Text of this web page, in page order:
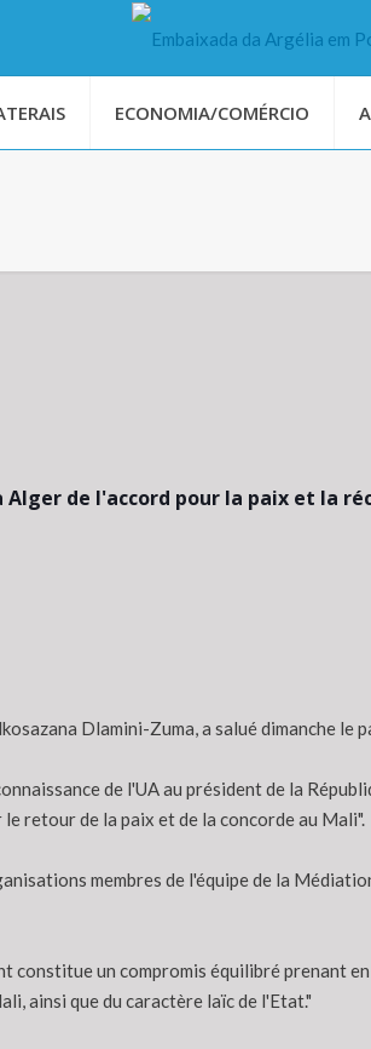
ECONOMIA/COMÉRCIO
Alger de l'accord pour la paix et la
Dlamini-Zuma, a salué dimanche
de l'UA au président de la
retour de la paix et de la concorde au Mali".
membres de l'équipe de la
constitue un compromis équilibré prenant
ainsi que du caractère laïc de l'Etat."